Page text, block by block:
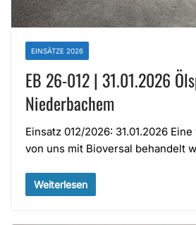
EINSÄTZE 2026
EB 26-012 | 31.01.2026
Niederbachem
Einsatz 012/2026: 31.01.2026
von uns mit Bioversal behandelt
Weiterlesen